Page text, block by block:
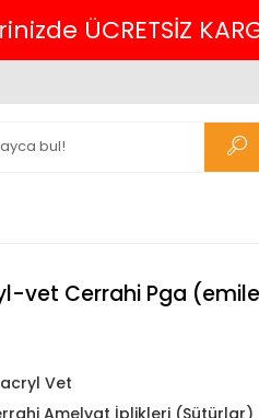
vet Cerrahi Pga
Vet
Amelyat İplikleri (Sütürlar)